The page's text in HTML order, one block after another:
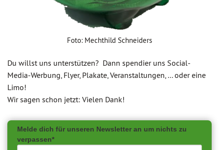
Foto: Mechthild Schneiders
Du willst uns unterstützen? Dann spendier uns Social-
Media-Werbung, Flyer, Plakate, Veranstaltungen, ... oder eine
Limo!
Wir sagen schon jetzt: Vielen Dank!
Melde dich für unseren Newsletter an um nichts zu
verpassen*